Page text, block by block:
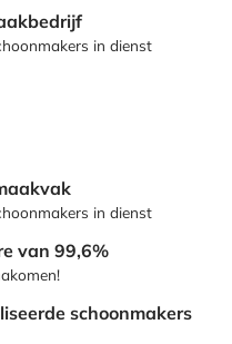
in dienst
in dienst
van 99,6%
schoonmakers